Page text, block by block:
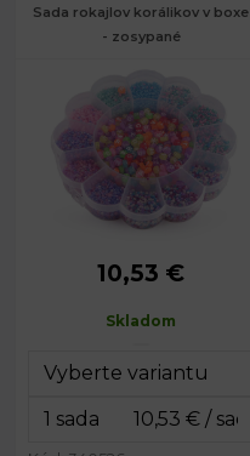
Sada rokajlov korálikov v boxe
- zosypané
Rozmery
15,5 x 15,5 x 2,5
10,53 €
Skladom